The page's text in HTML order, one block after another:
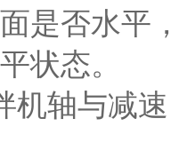
是否水平，
状态。
轴与减速